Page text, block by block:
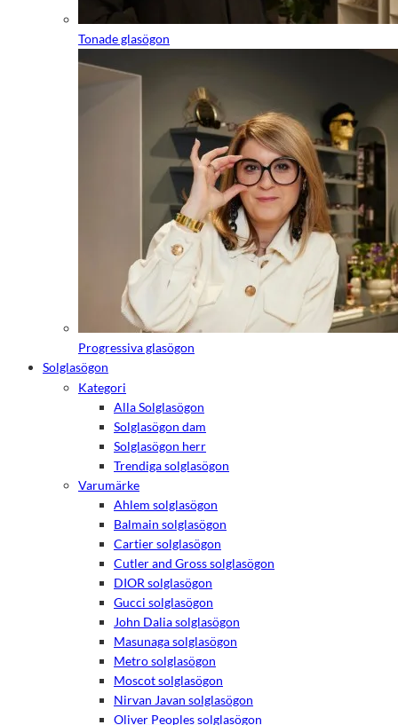
Tonade glasögon
Progressiva glasögon
Solglasögon
Kategori
Alla Solglasögon
Solglasögon dam
Solglasögon herr
Trendiga solglasögon
Varumärke
Ahlem solglasögon
Balmain solglasögon
Cartier solglasögon
Cutler and Gross solglasögon
DIOR solglasögon
Gucci solglasögon
John Dalia solglasögon
Masunaga solglasögon
Metro solglasögon
Moscot solglasögon
Nirvan Javan solglasögon
Oliver Peoples solglasögon